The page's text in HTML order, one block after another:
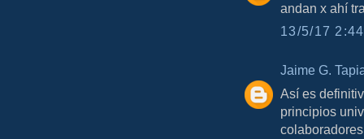
andan x ahí
13/5/17
Jaime G.
Así es
principios